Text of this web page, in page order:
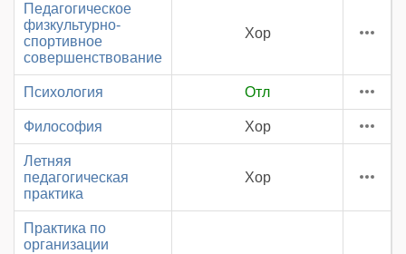
Педагогическое
физкультурно-
спортивное
совершенствование
Хор
Психология Отл
Философия Хор
Летняя
педагогическая
практика
Хор
Практика по
организации